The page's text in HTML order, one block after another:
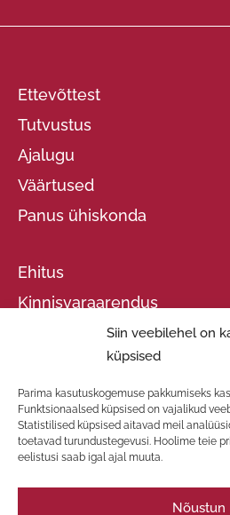
Siin veebilehel on
küpsised
Parima kasutuskogemuse pakkumiseks
Funktsionaalsed küpsised on vajalikud
Statistilised küpsised aitavad meil
toetavad turundustegevusi. Hoolime teie
eelistusi saab igal ajal muuta.
Nõustun
Ettevõttest
Tutvustus
Ajalugu
Väärtused
Panus ühiskonda
Ehitus
Kinnisvaraarendus
Projektid
Meeskond
Uudised